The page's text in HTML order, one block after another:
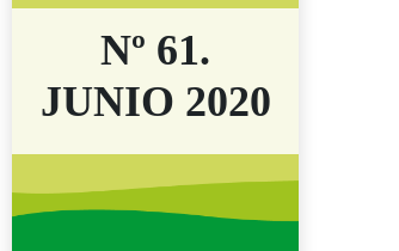
Nº 61.
JUNIO 2020